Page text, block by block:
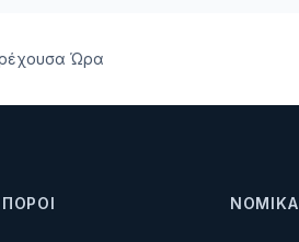
Ώρα
ΠΌΡΟΙ ΝΟΜΙΚΆ